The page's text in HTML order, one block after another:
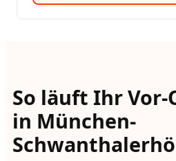
So läuft Ihr Vor-
in München-